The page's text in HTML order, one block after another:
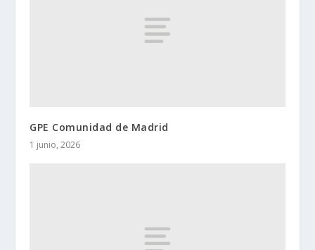
GPE Comunidad de Madrid
1 junio, 2026